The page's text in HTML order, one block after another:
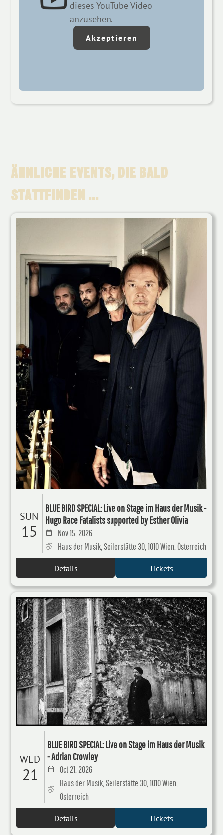
dieses YouTube Video
anzusehen.
Akzeptieren
ÄHNLICHE EVENTS, DIE BALD
STATTFINDEN ...
SUN
15
BLUE BIRD SPECIAL: Live on Stage im Haus der Musik -
Hugo Race Fatalists supported by Esther Olivia
Nov 15, 2026
Haus der Musik, Seilerstätte 30, 1010 Wien, Österreich
Details Tickets
WED
21
BLUE BIRD SPECIAL: Live on Stage im Haus der Musik
- Adrian Crowley
Oct 21, 2026
Haus der Musik, Seilerstätte 30, 1010 Wien,
Österreich
Details Tickets